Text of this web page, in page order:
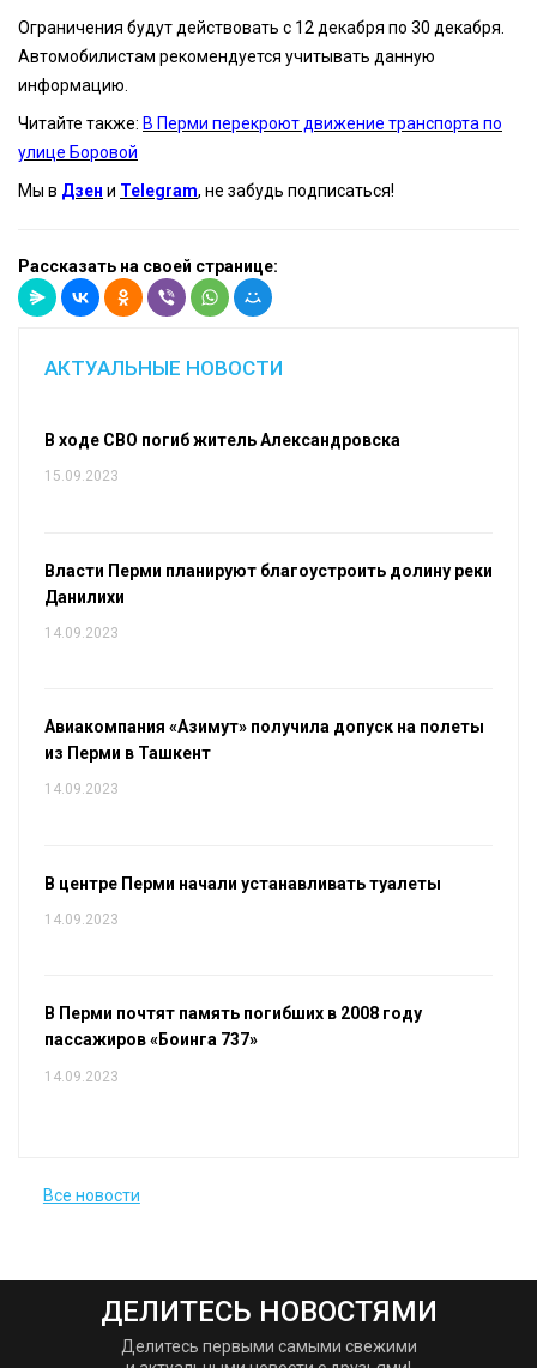
Ограничения будут действовать с 12 декабря по 30 декабря.
Автомобилистам рекомендуется учитывать данную
информацию.
Читайте также: В Перми перекроют движение транспорта по
улице Боровой
Мы в Дзен и Telegram, не забудь подписаться!
Рассказать на своей странице:
АКТУАЛЬНЫЕ НОВОСТИ
В ходе СВО погиб житель Александровска
15.09.2023
Власти Перми планируют благоустроить долину реки
Данилихи
14.09.2023
Авиакомпания «Азимут» получила допуск на полеты
из Перми в Ташкент
14.09.2023
В центре Перми начали устанавливать туалеты
14.09.2023
В Перми почтят память погибших в 2008 году
пассажиров «Боинга 737»
14.09.2023
Все новости
ДЕЛИТЕСЬ НОВОСТЯМИ
Делитесь первыми самыми свежими